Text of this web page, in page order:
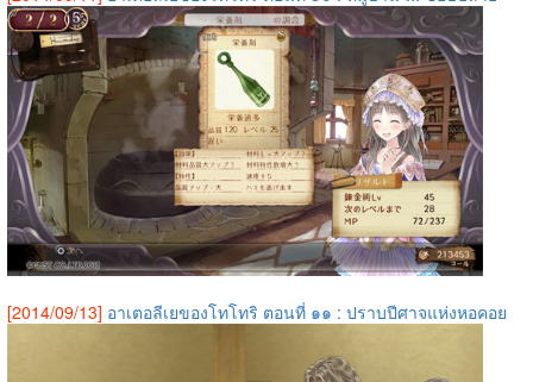
[2014/09/13] อาเตอลีเยของโทโทริ ตอนที่ ๑๑ : ปราบปีศาจแห่งหอคอย